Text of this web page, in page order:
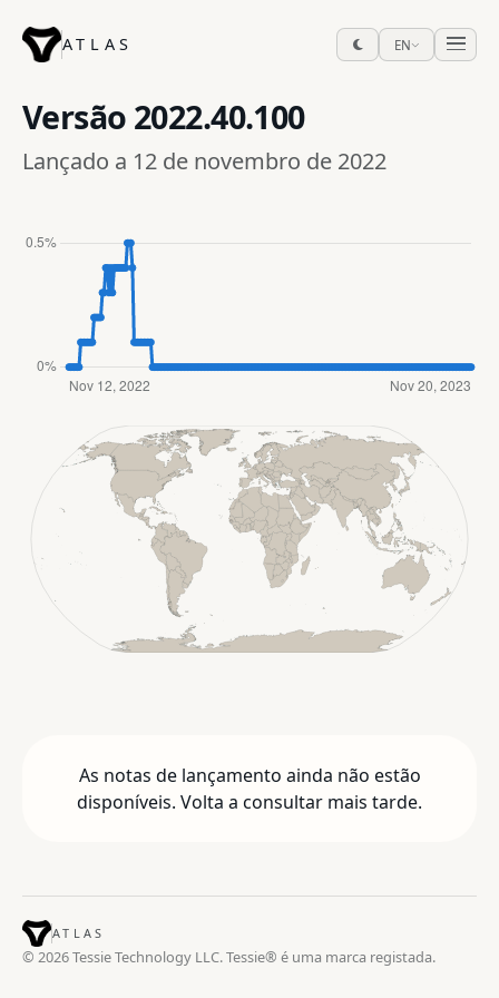
ATLAS EN
Versão 2022.40.100
Lançado a 12 de novembro de 2022
As notas de lançamento ainda não estão
disponíveis. Volta a consultar mais tarde.
ATLAS
© 2026 Tessie Technology LLC. Tessie® é uma marca registada.